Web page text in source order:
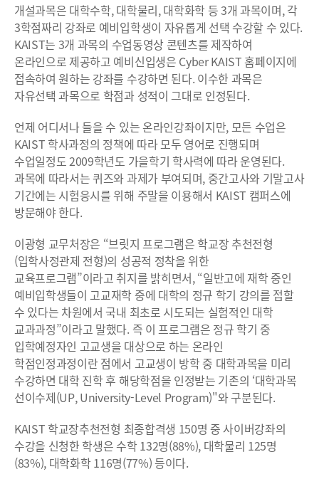
개설과목은 대학수학, 대학물리, 대학화학 등 3개 과목이며, 각
3학점짜리 강좌로 예비입학생이 자유롭게 선택 수강할 수 있다.
KAIST는 3개 과목의 수업동영상 콘텐츠를 제작하여
온라인으로 제공하고 예비신입생은 Cyber KAIST 홈페이지에
접속하여 원하는 강좌를 수강하면 된다. 이수한 과목은
자유선택 과목으로 학점과 성적이 그대로 인정된다.
언제 어디서나 들을 수 있는 온라인강좌이지만, 모든 수업은
KAIST 학사과정의 정책에 따라 모두 영어로 진행되며
수업일정도 2009학년도 가을학기 학사력에 따라 운영된다.
과목에 따라서는 퀴즈와 과제가 부여되며, 중간고사와 기말고사
기간에는 시험응시를 위해 주말을 이용해서 KAIST 캠퍼스에
방문해야 한다.
이광형 교무처장은 “브릿지 프로그램은 학교장 추천전형
(입학사정관제 전형)의 성공적 정착을 위한
교육프로그램”이라고 취지를 밝히면서, “일반고에 재학 중인
예비입학생들이 고교재학 중에 대학의 정규 학기 강의를 접할
수 있다는 차원에서 국내 최초로 시도되는 실험적인 대학
교과과정”이라고 말했다. 즉 이 프로그램은 정규 학기 중
입학예정자인 고교생을 대상으로 하는 온라인
학점인정과정이란 점에서 고교생이 방학 중 대학과목을 미리
수강하면 대학 진학 후 해당학점을 인정받는 기존의 ‘대학과목
선이수제(UP, University-Level Program)"와 구분된다.
KAIST 학교장추천전형 최종합격생 150명 중 사이버강좌의
수강을 신청한 학생은 수학 132명(88%), 대학물리 125명
(83%), 대학화학 116명(77%) 등이다.